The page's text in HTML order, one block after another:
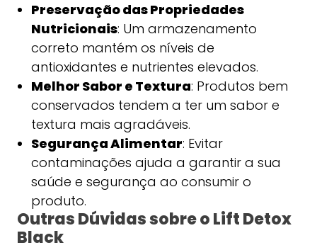
Preservação das Propriedades
Nutricionais: Um armazenamento
correto mantém os níveis de
antioxidantes e nutrientes elevados.
Melhor Sabor e Textura: Produtos bem
conservados tendem a ter um sabor e
textura mais agradáveis.
Segurança Alimentar: Evitar
contaminações ajuda a garantir a sua
saúde e segurança ao consumir o
produto.
Outras Dúvidas sobre o Lift Detox
Black